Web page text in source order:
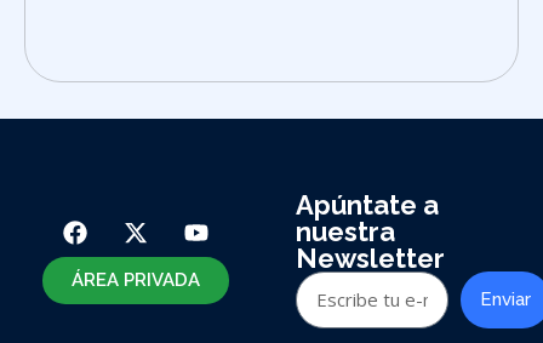
ÁREA PRIVADA
Apúntate a
nuestra
Newsletter
Enviar